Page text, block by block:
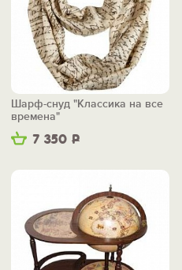
7 350 Р
Шарф-снуд "Классика на все
времена"